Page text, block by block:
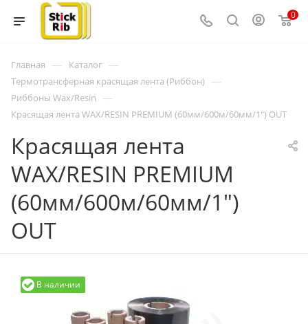
0
Главная — Каталог —
Термотрансферная красящая лента (Риббон) —
Риббоны Wax/Resin —
Красящая лента WAX/RESIN PREMIUM (60мм/600м/60мм/1") OUT
Красящая лента
WAX/RESIN PREMIUM
(60мм/600м/60мм/1")
OUT
В наличии